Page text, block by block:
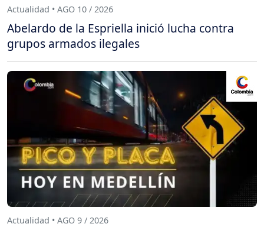
Actualidad • AGO 10 / 2026
Abelardo de la Espriella inició lucha contra
grupos armados ilegales
Actualidad • AGO 9 / 2026